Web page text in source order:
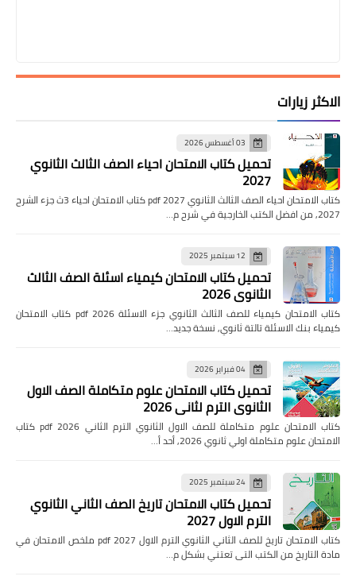
الاكثر زيارات
03 أغسطس 2026
تحميل كتاب الامتحان احياء الصف الثالث الثانوي
2027
كتاب الامتحان احياء الصف الثالث الثانوي pdf 2027 كتاب الامتحان احياء 3ث جزء الشرح
2027, من افضل الكتب الخارجية في شرح م…
12 سبتمبر 2025
تحميل كتاب الامتحان كيمياء اسئلة الصف الثالث
الثانوي 2026
كتاب الامتحان كيمياء للصف الثالث الثانوي جزء الاسئلة pdf 2026 كتاب الامتحان
كيمياء بنك الاسئلة تالتة ثانوي, نسخة جديد…
04 فبراير 2026
تحميل كتاب الامتحان علوم متكاملة الصف الاول
الثانوي الترم لثاني 2026
كتاب الامتحان علوم متكاملة للصف الاول الثانوي الترم الثاني pdf 2026 كتاب
الامتحان علوم متكاملة اولي ثانوي 2026, أحد أ…
24 سبتمبر 2025
تحميل كتاب الامتحان تاريخ الصف الثاني الثانوي
الترم الاول 2027
كتاب الامتحان تاريخ للصف الثاني الثانوي الترم الاول pdf 2027 ملخص الامتحان في
مادة التاريخ من الكتب التى تعتني بشكل م…